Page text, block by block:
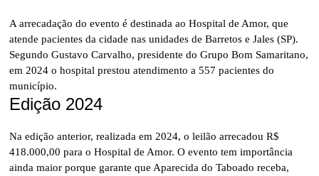
A arrecadação do evento é destinada ao Hospital de Amor, que
atende pacientes da cidade nas unidades de Barretos e Jales (SP).
Segundo Gustavo Carvalho, presidente do Grupo Bom Samaritano,
em 2024 o hospital prestou atendimento a 557 pacientes do
município.
Edição 2024
Na edição anterior, realizada em 2024, o leilão arrecadou R$
418.000,00 para o Hospital de Amor. O evento tem importância
ainda maior porque garante que Aparecida do Taboado receba,